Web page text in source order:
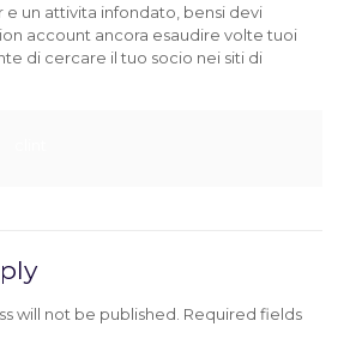
e un attivita infondato, bensi devi
account ancora esaudire volte tuoi
di cercare il tuo socio nei siti di
will not be published. Required fields